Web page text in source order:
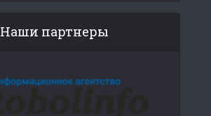
Наши партнеры